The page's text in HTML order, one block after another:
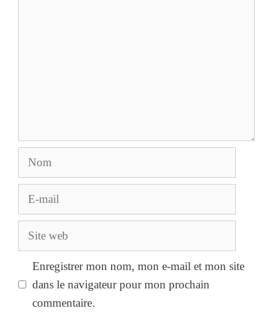
Nom
E-
Site
Enregistrer mon nom, mon e-mail et mon site
dans le navigateur pour mon prochain
commentaire.